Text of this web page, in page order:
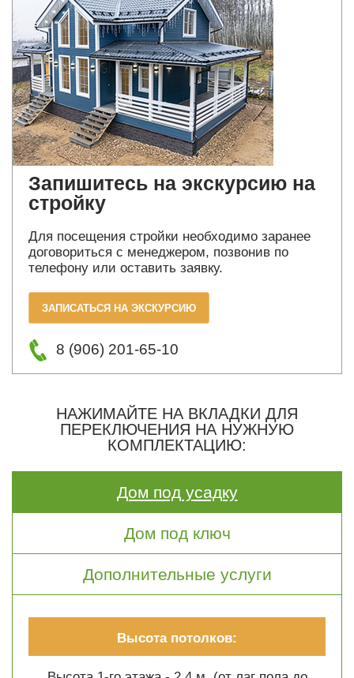
Запишитесь на экскурсию на
стройку
Для посещения стройки необходимо заранее
договориться с менеджером, позвонив по
телефону или оставить заявку.
ЗАПИСАТЬСЯ НА ЭКСКУРСИЮ
8 (906) 201-65-10
НАЖИМАЙТЕ НА ВКЛАДКИ ДЛЯ
ПЕРЕКЛЮЧЕНИЯ НА НУЖНУЮ
КОМПЛЕКТАЦИЮ:
Дом под усадку
Дом под ключ
Дополнительные услуги
Высота потолков: